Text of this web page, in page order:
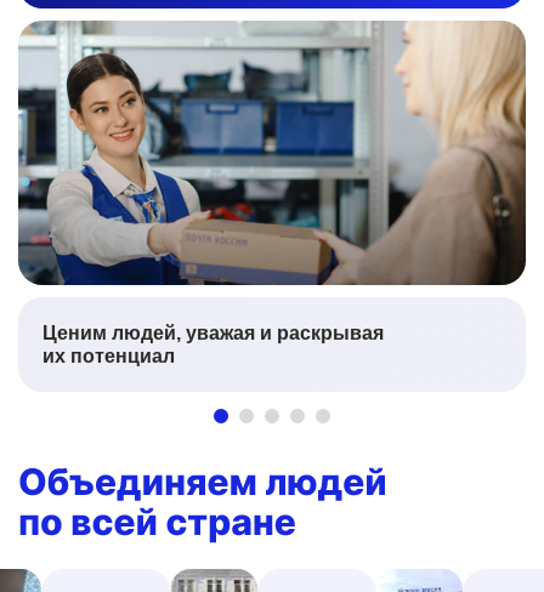
Ценим людей, уважая и раскрывая
их потенциал